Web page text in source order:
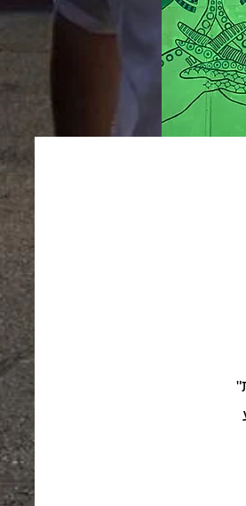
"דודי הפגין מקצועיות יוצאת דופן, בקיאות מרשימה ויכולת לרתק 40 תלמידים. לכל מי שמחפש הדרכה איכותית